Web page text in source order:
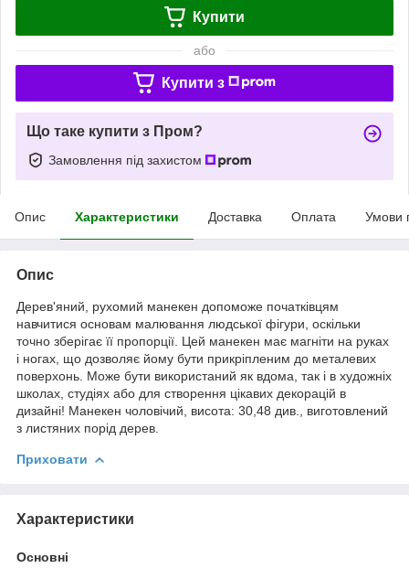
Купити
або
Купити з
Що таке купити з Пром?
Замовлення під захистом
Опис Характеристики Доставка Оплата Умови
Опис
Дерев'яний, рухомий манекен допоможе початківцям
навчитися основам малювання людської фігури, оскільки
точно зберігає її пропорції. Цей манекен має магніти на руках
і ногах, що дозволяє йому бути прикріпленим до металевих
поверхонь. Може бути використаний як вдома, так і в художніх
школах, студіях або для створення цікавих декорацій в
дизайні! Манекен чоловічий, висота: 30,48 див., виготовлений
з листяних порід дерев.
Приховати
Характеристики
Основні